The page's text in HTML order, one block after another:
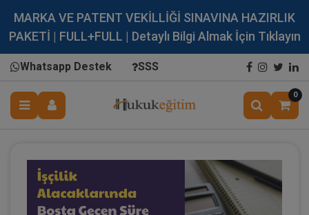
MARKA VE PATENT VEKİLLİĞİ SINAVINA HAZIRLIK
PAKETİ | FULL+FULL | Detaylı Bilgi Almak İçin Tıklayın
Whatsapp Destek SSS
0